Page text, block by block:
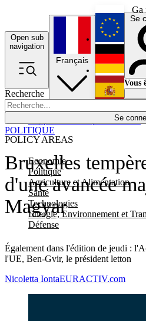
Ga
Open sub
navigation
Recherche
Se
POLICY AREAS
Economie
Politique
Agriculture et Alimentation
Santé
Technologies
Energie, Environnement et
Défense
Économie
Français
Se
Vous
Bruxelles
d'une avancée
Magyar
Également dans l'édition de jeudi :
l'UE, Ben-Gvir, le président letton
POLITIQUE
Nicoletta IontaEURACTIV.com